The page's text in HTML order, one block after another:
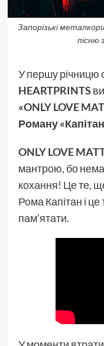
Запорізькі
пісню
У першу річницю
HEARTPRINTS
«ONLY LOVE
Роману
ONLY LOVE
мантрою, бо нема
кохання! Це те,
Рома Капітан і
пам’ятати.